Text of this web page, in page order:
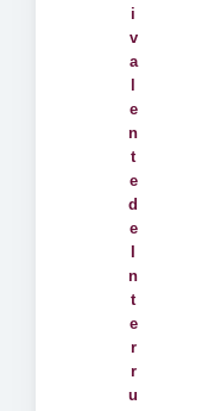
i
v
a
e
n
t
e
d
e
n
t
e
r
r
u